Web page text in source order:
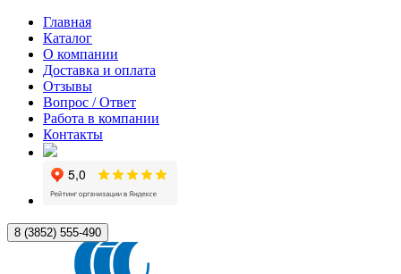
Главная
Каталог
О компании
Доставка и оплата
Отзывы
Вопрос / Ответ
Работа в компании
Контакты
8 (3852) 555-490